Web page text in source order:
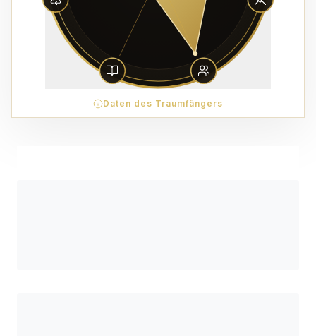
Daten des Traumfängers